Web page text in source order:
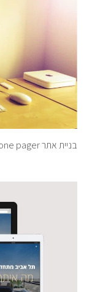
בניית אתר one pager תדמיתי עבור Lab Of Self